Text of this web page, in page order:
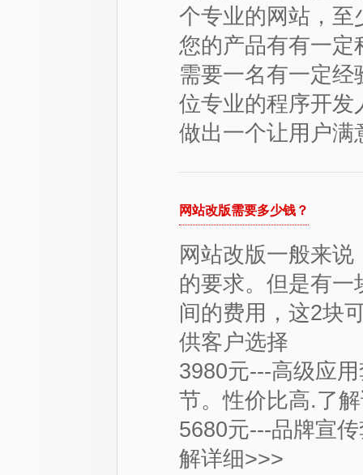
个专业的网站，至
您的产品有有一定
需要一名有一定
位专业的程序开发
做出一个让用户满
网站改版需要多少钱？
网站改版一般来
的要求。但是有
间的费用，这2块
供客户选择
3980元---高级应
节。性价比高.了
5680元---品牌宣
解详细>>>